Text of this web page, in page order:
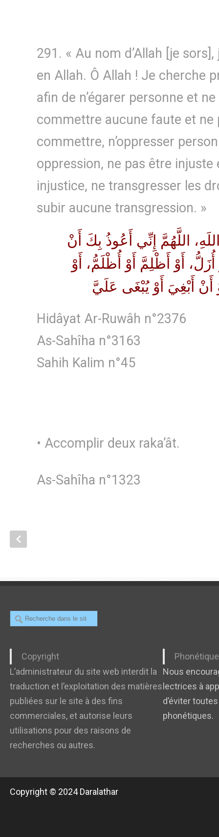
291. « Au nom d’Allah [je
en Allah. Ô Allah ! Je cherche
afin de n’égarer personne et
commettre aucune faute et ne
commettre, n’oppresser
oppression, ne pas être injuste
injustice, ne transgresser les
subir aucune transgression. »
اللَّهُمَّ إِنِّي أَعُوذُ بِكَ أَنْ
أَوْ أَظْلِمَّ أَوْ أُظْلَمُّ، أَوْ
أَبْغِيَ أَوْ يُبْغَى عَلَيَّ
Hidâyat Ar-Ruwâh n°2376
As-Sahîha n°3163
Sahih Kalim n°45
• Accomplir deux raka’ât.
As-Sahîha n°1323
Recherche
Copyright
L’administrateur du site web interdit la
traduction et l’exploitation des matières
publiées sur le site à des fins
commerciales, et autorise leurs
utilisations pour des raisons de
recherches ou autres.
Phonétique
Nous
lectrices à
d’éviter
phonétiques.
Copyright © 2024 Daralathar